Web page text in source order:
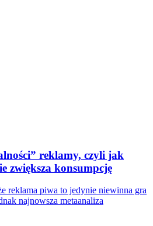
reklamy, czyli jak
zwiększa konsumpcję
reklama piwa to jedynie niewinna gra
najnowsza metaanaliza